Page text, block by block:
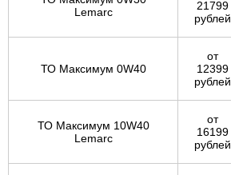
Lemarc
21799
рублей
ТО Максимум 0W40
от
12399
рублей
ТО Максимум 10W40
Lemarc
от
16199
рублей